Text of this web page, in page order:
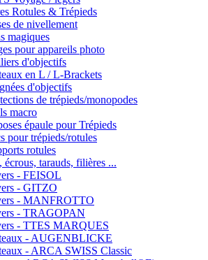
Rotules & Trépieds
de nivellement
magiques
pour appareils photo
d'objectifs
en L / L-Brackets
d'objectifs
de trépieds/monopodes
macro
épaule pour Trépieds
pour trépieds/rotules
rotules
écrous, tarauds, filières ...
- FEISOL
- GITZO
- MANFROTTO
- TRAGOPAN
- TTES MARQUES
- AUGENBLICKE
- ARCA SWISS Classic